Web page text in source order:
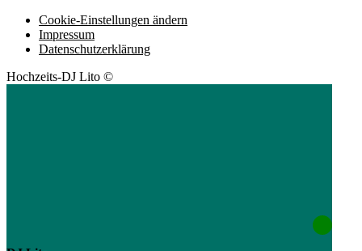
Cookie-Einstellungen ändern
Impressum
Datenschutzerklärung
Hochzeits-DJ Lito ©